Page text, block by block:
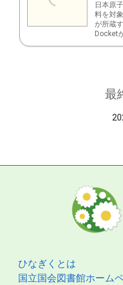
日本原
料を対
が所蔵す
Docket
最
ひなぎくとは
国立国会図書館ホーム